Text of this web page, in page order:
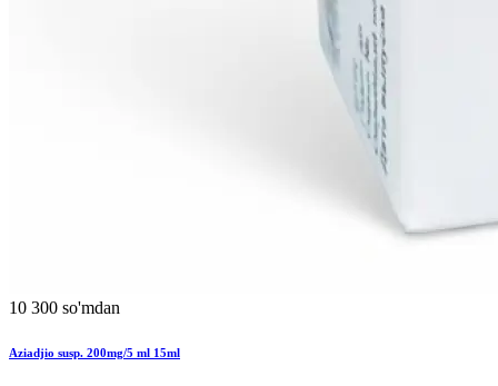
10 300 so'mdan
Aziadjio susp. 200mg/5 ml 15ml